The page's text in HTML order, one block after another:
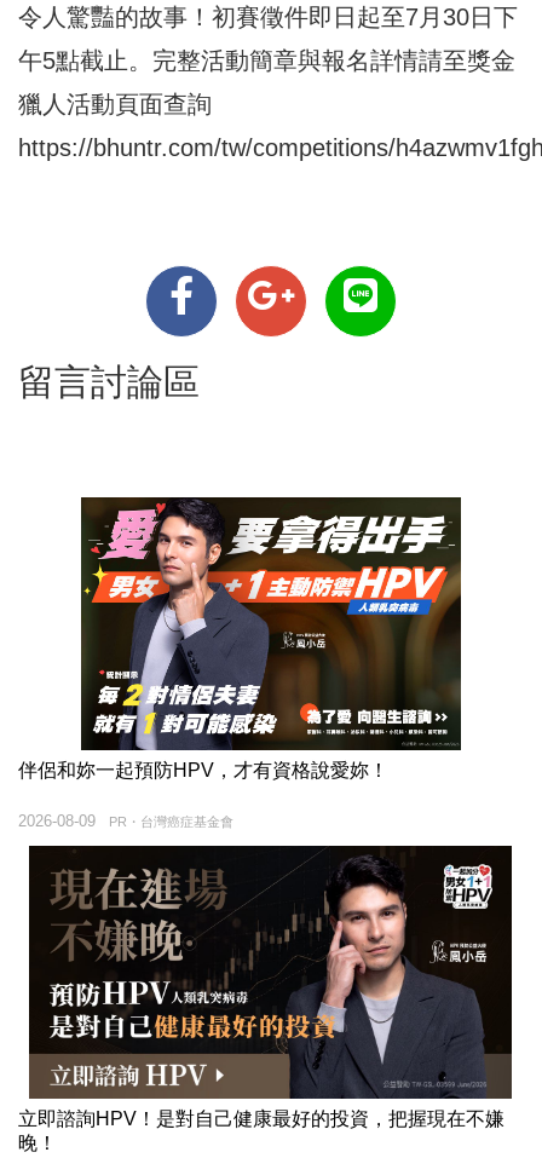
令人驚豔的故事！初賽徵件即日起至7月30日下
午5點截止。完整活動簡章與報名詳情請至獎金
獵人活動頁面查詢
https://bhuntr.com/tw/competitions/
留言討論區
伴侶和妳一起預防HPV，才有資格說愛妳！
PR・台灣癌症基金會
2026-08-09
立即諮詢HPV！是對自己健康最好的投資，把握現在不嫌
晚！